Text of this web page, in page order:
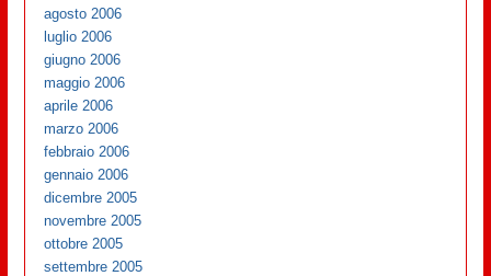
agosto 2006
luglio 2006
giugno 2006
maggio 2006
aprile 2006
marzo 2006
febbraio 2006
gennaio 2006
dicembre 2005
novembre 2005
ottobre 2005
settembre 2005